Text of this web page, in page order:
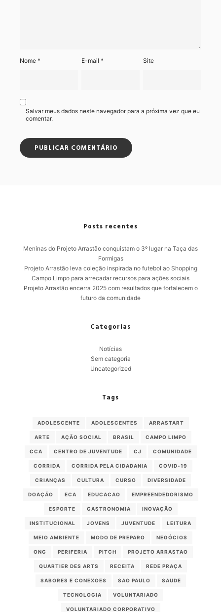
Nome * E-mail* Site
Salvar meus dados neste navegador para a próxima vez que eu
comentar.
Posts recentes
Meninas do Projeto Arrastão conquistam o 3º lugar na Taça das
Formigas
Projeto Arrastão leva coleção inspirada no futebol ao Shopping
Campo Limpo para arrecadar recursos para ações sociais
Projeto Arrastão encerra 2025 com resultados que fortalecem o
futuro da comunidade
Categorias
Notícias
Sem categoria
Uncategorized
Tags
ADOLESCENTE ADOLESCENTES ARRASTART
ARTE AÇÃO SOCIAL BRASIL CAMPO LIMPO
CCA CENTRO DE JUVENTUDE CJ COMUNIDADE
CORRIDA CORRIDA PELA CIDADANIA COVID-19
CRIANÇAS CULTURA CURSO DIVERSIDADE
DOAÇÃO ECA EDUCACAO EMPREENDEDORISMO
ESPORTE GASTRONOMIA INOVAÇÃO
INSTITUCIONAL JOVENS JUVENTUDE LEITURA
MEIO AMBIENTE MODO DE PREPARO NEGÓCIOS
ONG PERIFERIA PITCH PROJETO ARRASTAO
QUARTIER DES ARTS RECEITA REDE PRAÇA
SABORES E CONEXOES SAO PAULO SAUDE
TECNOLOGIA VOLUNTARIADO
VOLUNTARIADO CORPORATIVO